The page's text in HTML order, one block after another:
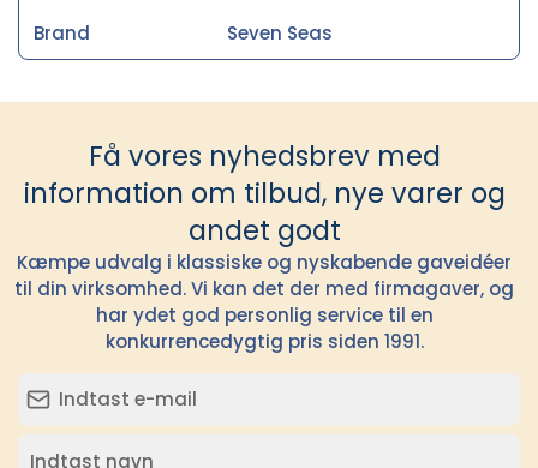
Brand Seven Seas
Få vores nyhedsbrev med
information om tilbud, nye varer og
andet godt
Kæmpe udvalg i klassiske og nyskabende gaveidéer
til din virksomhed. Vi kan det der med firmagaver, og
har ydet god personlig service til en
konkurrencedygtig pris siden 1991.